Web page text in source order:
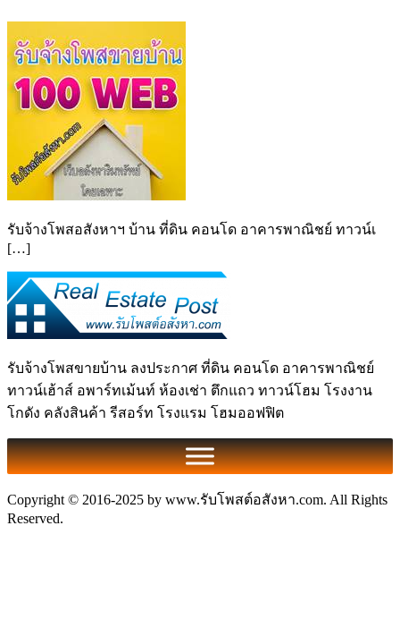
รับจ้างโพสอสังหาฯ บ้าน ที่ดิน คอนโด อาคารพาณิชย์ ทาวน์เ
[…]
รับจ้างโพสขายบ้าน ลงประกาศ ที่ดิน คอนโด อาคารพาณิชย์
ทาวน์เฮ้าส์ อพาร์ทเม้นท์ ห้องเช่า ตึกแถว ทาวน์โฮม โรงงาน
โกดัง คลังสินค้า รีสอร์ท โรงแรม โฮมออฟฟิต
Copyright © 2016-2025 by www.รับโพสต์อสังหา.com. All Rights
Reserved.